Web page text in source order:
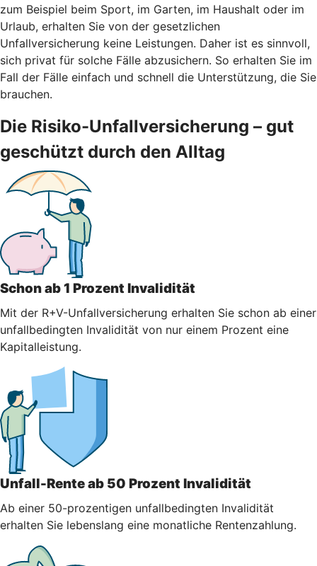
zum Beispiel beim Sport, im Garten, im Haushalt oder im
Urlaub, erhalten Sie von der gesetzlichen
Unfallversicherung keine Leistungen. Daher ist es sinnvoll,
sich privat für solche Fälle abzusichern. So erhalten Sie im
Fall der Fälle einfach und schnell die Unterstützung, die Sie
brauchen.
Die Risiko-Unfallversicherung – gut
geschützt durch den Alltag
Schon ab 1 Prozent Invalidität
Mit der R+V-Unfallversicherung erhalten Sie schon ab einer
unfallbedingten Invalidität von nur einem Prozent eine
Kapitalleistung.
Unfall-Rente ab 50 Prozent Invalidität
Ab einer 50-prozentigen unfallbedingten Invalidität
erhalten Sie lebenslang eine monatliche Rentenzahlung.